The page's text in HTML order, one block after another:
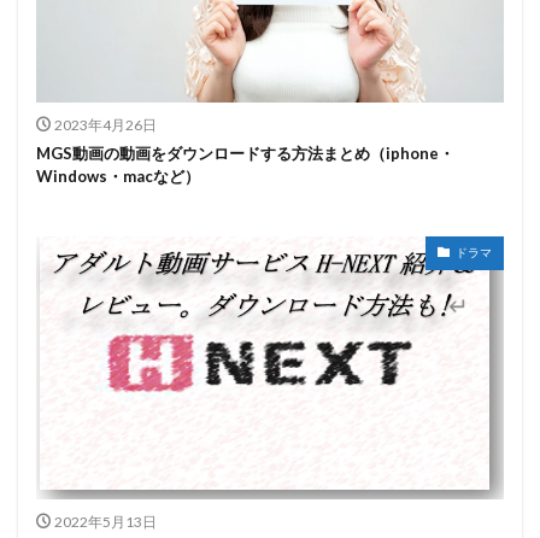
2023年4月26日
MGS動画の動画をダウンロードする方法まとめ（iphone・
Windows・macなど）
ドラマ
2022年5月13日